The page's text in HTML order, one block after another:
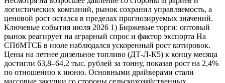
логистических компаний, рынок сохранил управляемость, а
ценовой рост остался в пределах прогнозируемых значений.
Ключевые события июля 2026 1) Биржевые торги: оптовый
рынок реагирует на аграрный спрос и фактор экспорта На
СПбМТСБ в июле наблюдался ускоренный рост котировок.
Цены на летнее дизельное топливо (ДТ-Л-К5) к концу месяца
достигли 63,8–64,2 тыс. рублей за тонну, показав рост на 2,4%
по отношению к июню. Основными драйверами стали
массовые закупки со стороны сельскохозяйственных